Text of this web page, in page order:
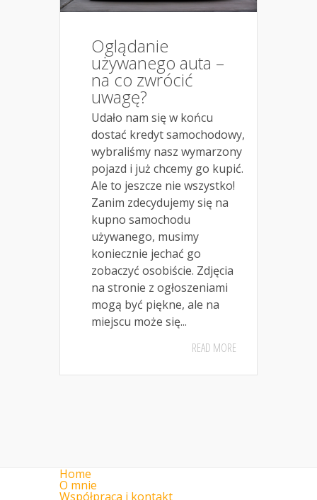
Oglądanie
używanego auta –
na co zwrócić
uwagę?
Udało nam się w końcu
dostać kredyt samochodowy,
wybraliśmy nasz wymarzony
pojazd i już chcemy go kupić.
Ale to jeszcze nie wszystko!
Zanim zdecydujemy się na
kupno samochodu
używanego, musimy
koniecznie jechać go
zobaczyć osobiście. Zdjęcia
na stronie z ogłoszeniami
mogą być piękne, ale na
miejscu może się...
READ MORE
Home
O mnie
Współpraca i kontakt